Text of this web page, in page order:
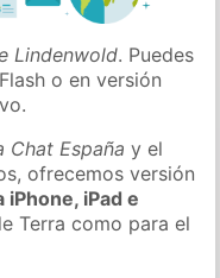
Lindenwold. Puedes
o en versión
Chat España y el
ofrecemos versión
iPad e
Terra como para el